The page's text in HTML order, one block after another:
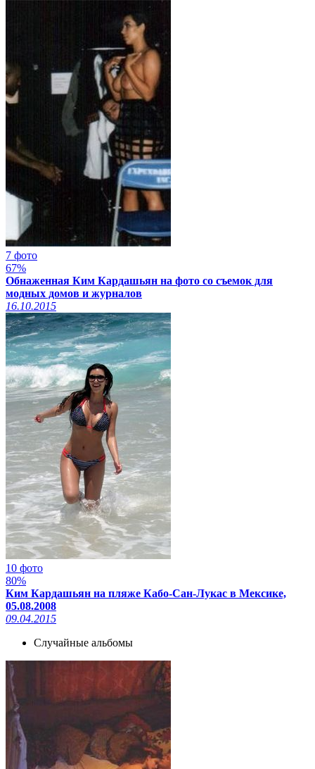
7 фото
67%
Обнаженная Ким Кардашьян на фото со съемок для
модных домов и журналов
16.10.2015
10 фото
80%
Ким Кардашьян на пляже Кабо-Сан-Лукас в Мексике,
05.08.2008
09.04.2015
Случайные альбомы